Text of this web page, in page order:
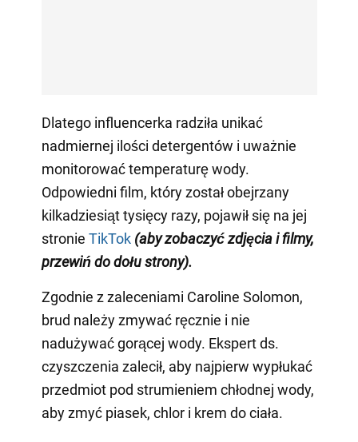
Dlatego influencerka radziła unikać
nadmiernej ilości detergentów i uważnie
monitorować temperaturę wody.
Odpowiedni film, który został obejrzany
kilkadziesiąt tysięcy razy, pojawił się na jej
stronie TikTok (aby zobaczyć zdjęcia i filmy,
przewiń do dołu strony).
Zgodnie z zaleceniami Caroline Solomon,
brud należy zmywać ręcznie i nie
nadużywać gorącej wody. Ekspert ds.
czyszczenia zalecił, aby najpierw wypłukać
przedmiot pod strumieniem chłodnej wody,
aby zmyć piasek, chlor i krem do ciała.